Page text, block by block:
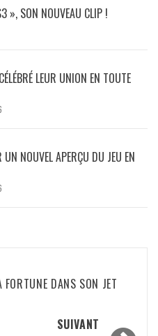
», SON NOUVEAU CLIP !
LEUR UNION EN TOUTE
NOUVEL APERÇU DU JEU EN
DANS SON JET
SUIVANT